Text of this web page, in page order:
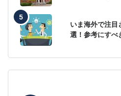
いま海外で注目
選！参考にすべ